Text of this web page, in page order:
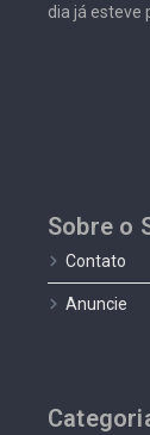
dia já esteve
Sobre o
Contato
Anuncie